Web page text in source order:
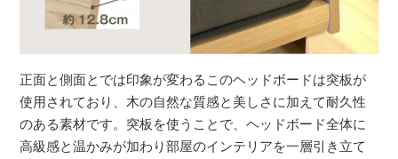
正面と側面とでは印象が変わるこのヘッドボードは突板が
使用されており、木の自然な質感と美しさに加えて耐久性
のある素材です。突板を使うことで、ヘッドボード全体に
高級感と温かみが加わり部屋のインテリアを一層引き立て